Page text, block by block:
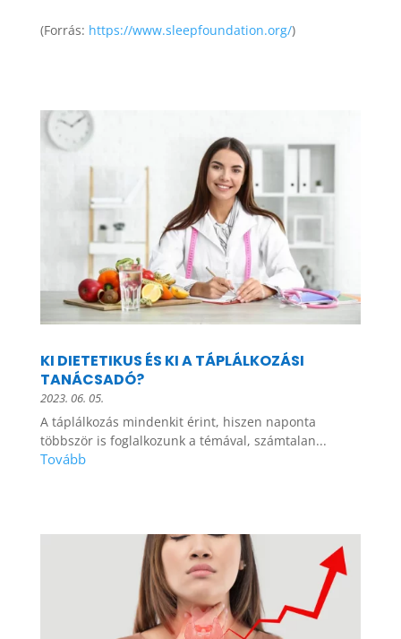
(Forrás: https://www.sleepfoundation.org/)
KI DIETETIKUS ÉS KI A TÁPLÁLKOZÁSI
TANÁCSADÓ?
2023. 06. 05.
A táplálkozás mindenkit érint, hiszen naponta
többször is foglalkozunk a témával, számtalan...